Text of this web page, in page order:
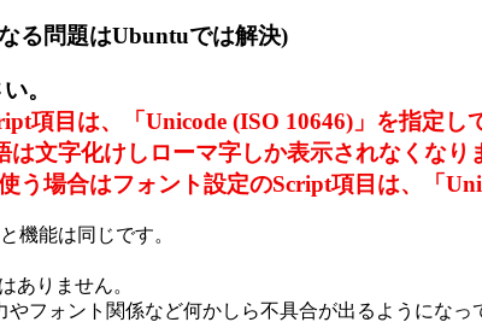
る問題はUbuntuでは解決)
。
項目は、「Unicode (ISO 10646)」を指定し
は文字化けしローマ字しか表示されなくなり
場合はフォント設定のScript項目は、「
機能は同じです。
ありません。
フォント関係など何かしら不具合が出るようになっ